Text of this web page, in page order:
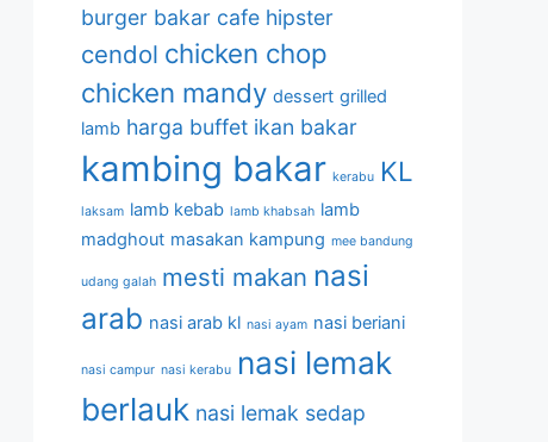
burger bakar cafe hipster
cendol chicken chop
chicken mandy dessert grilled
lamb harga buffet ikan bakar
kambing bakar kerabu KL
laksam lamb kebab lamb khabsah lamb
madghout masakan kampung mee bandung
udang galah mesti makan nasi
arab nasi arab kl nasi ayam nasi beriani
nasi campur nasi kerabu nasi lemak
berlauk nasi lemak sedap